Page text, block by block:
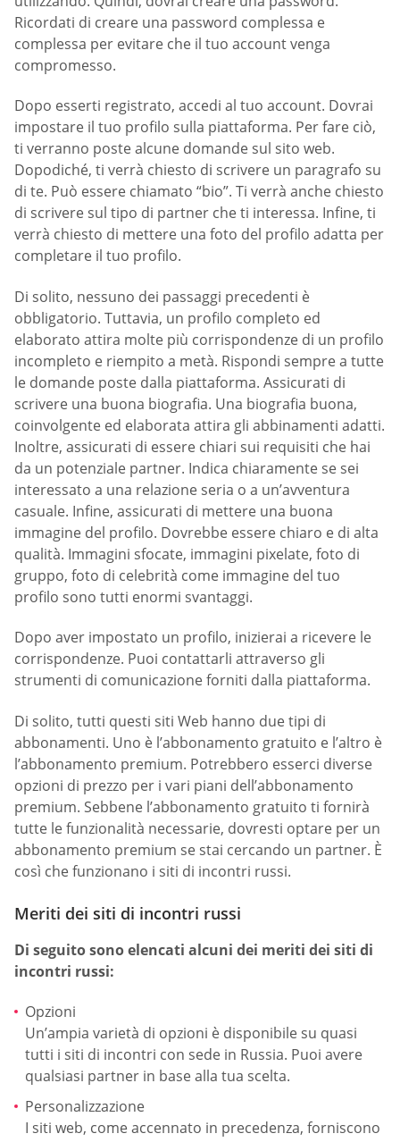
Ricordati di creare una password complessa e
complessa per evitare che il tuo account venga
compromesso.
Dopo esserti registrato, accedi al tuo account. Dovrai
impostare il tuo profilo sulla piattaforma. Per fare ciò,
ti verranno poste alcune domande sul sito web.
Dopodiché, ti verrà chiesto di scrivere un paragrafo su
di te. Può essere chiamato “bio”. Ti verrà anche chiesto
di scrivere sul tipo di partner che ti interessa. Infine, ti
verrà chiesto di mettere una foto del profilo adatta per
completare il tuo profilo.
Di solito, nessuno dei passaggi precedenti è
obbligatorio. Tuttavia, un profilo completo ed
elaborato attira molte più corrispondenze di un profilo
incompleto e riempito a metà. Rispondi sempre a tutte
le domande poste dalla piattaforma. Assicurati di
scrivere una buona biografia. Una biografia buona,
coinvolgente ed elaborata attira gli abbinamenti adatti.
Inoltre, assicurati di essere chiari sui requisiti che hai
da un potenziale partner. Indica chiaramente se sei
interessato a una relazione seria o a un’avventura
casuale. Infine, assicurati di mettere una buona
immagine del profilo. Dovrebbe essere chiaro e di alta
qualità. Immagini sfocate, immagini pixelate, foto di
gruppo, foto di celebrità come immagine del tuo
profilo sono tutti enormi svantaggi.
Dopo aver impostato un profilo, inizierai a ricevere le
corrispondenze. Puoi contattarli attraverso gli
strumenti di comunicazione forniti dalla piattaforma.
Di solito, tutti questi siti Web hanno due tipi di
abbonamenti. Uno è l’abbonamento gratuito e l’altro è
l’abbonamento premium. Potrebbero esserci diverse
opzioni di prezzo per i vari piani dell’abbonamento
premium. Sebbene l’abbonamento gratuito ti fornirà
tutte le funzionalità necessarie, dovresti optare per un
abbonamento premium se stai cercando un partner. È
così che funzionano i siti di incontri russi.
Meriti dei siti di incontri russi
Di seguito sono elencati alcuni dei meriti dei siti di
incontri russi:
Opzioni
Un’ampia varietà di opzioni è disponibile su quasi
tutti i siti di incontri con sede in Russia. Puoi avere
qualsiasi partner in base alla tua scelta.
Personalizzazione
I siti web, come accennato in precedenza, forniscono